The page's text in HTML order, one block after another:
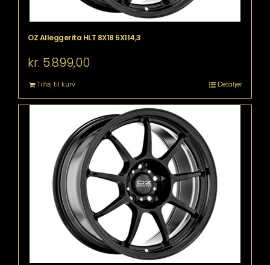
OZ Alleggerita HLT 8X18 5X114,3
kr. 5.899,00
Tilføj til kurv Detaljer